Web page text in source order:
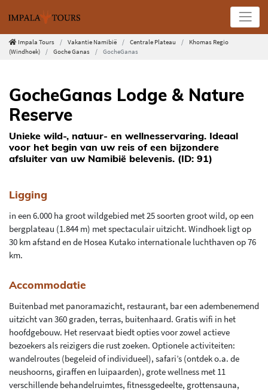
Impala Tours Vakantie Namibië Centrale Plateau
Khomas Regio
(Windhoek)
Goche Ganas GocheGanas
GocheGanas Lodge & Nature
Reserve
Unieke wild-, natuur- en wellnesservaring. Ideaal
voor het begin van uw reis of een bijzondere
afsluiter van uw Namibië belevenis. (ID: 91)
Ligging
in een 6.000 ha groot wildgebied met 25 soorten groot wild, op een
bergplateau (1.844 m) met spectaculair uitzicht. Windhoek ligt op
30 km afstand en de Hosea Kutako internationale luchthaven op 76
km.
Accommodatie
Buitenbad met panoramazicht, restaurant, bar een adembenemend
uitzicht van 360 graden, terras, buitenhaard. Gratis wifi in het
hoofdgebouw. Het reservaat biedt opties voor zowel actieve
bezoekers als reizigers die rust zoeken. Optionele activiteiten:
wandelroutes (begeleid of individueel), safari’s (ontdek o.a. de
neushoorns, giraffen en luipaarden), grote wellness met 11
verschillende behandelruimtes, fitnessgedeelte, grottensauna,